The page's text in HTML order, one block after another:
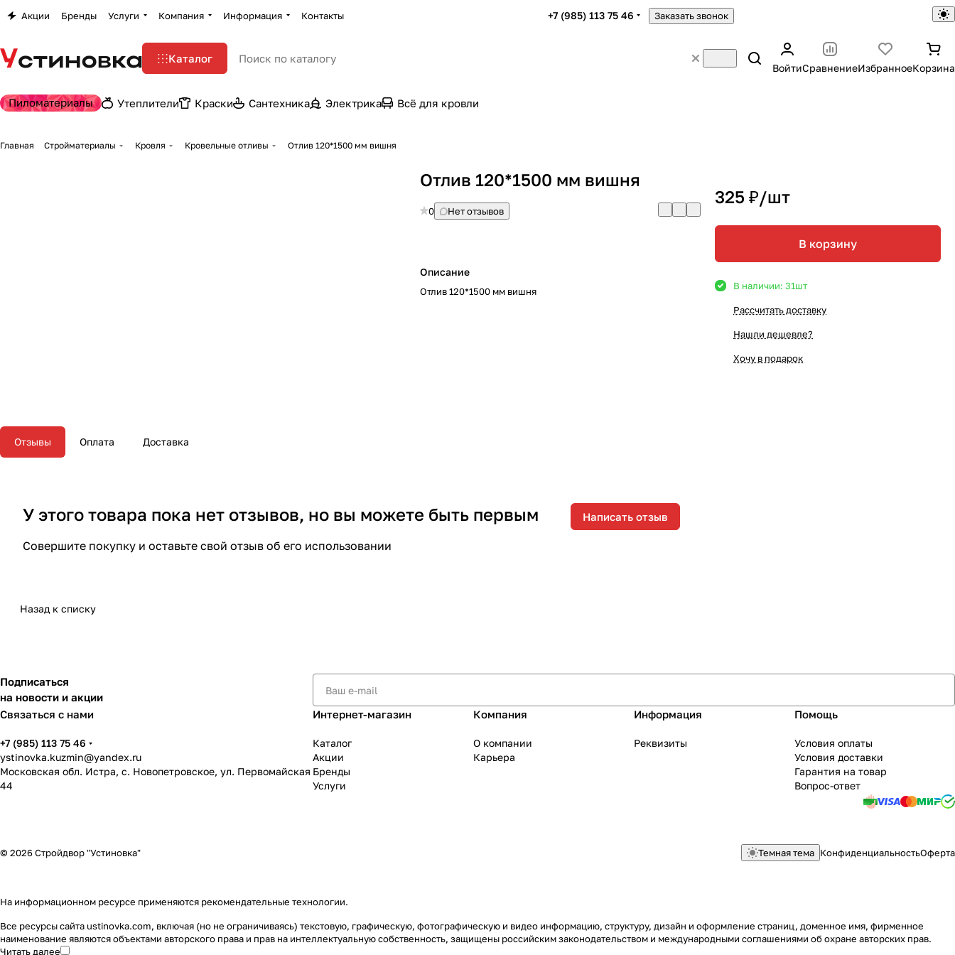
Акции Бренды Услуги Компания Информация Контакты +7 (985) 113 75 46 Заказать звонок
Каталог
ВойтиСравнениеИзбранноеКорзина
Пиломатериалы Утеплители Краски Сантехника Электрика Всё для кровли
Главная Стройматериалы Кровля Кровельные отливы Отлив 120*1500 мм вишня
Отлив 120*1500 мм вишня
0 Нет отзывов
Описание
Отлив 120*1500 мм вишня
325 ₽/шт
В корзину
В наличии: 31шт
Рассчитать доставку
Нашли дешевле?
Хочу в подарок
Отзывы Оплата Доставка
У этого товара пока нет отзывов, но вы можете быть первым
Совершите покупку и оставьте свой отзыв об его использовании
Написать отзыв
Назад к списку
Подписаться
на новости и акции
Связаться с нами
+7 (985) 113 75 46
ystinovka.kuzmin@yandex.ru
Московская обл. Истра, с. Новопетровское, ул. Первомайская
44
Интернет-магазин
Каталог
Акции
Бренды
Услуги
Компания
О компании
Карьера
Информация
Реквизиты
Помощь
Условия оплаты
Условия доставки
Гарантия на товар
Вопрос-ответ
© 2026 Стройдвор "Устиновка" Темная тема КонфиденциальностьОферта
На информационном ресурсе применяются рекомендательные технологии.
Все ресурсы сайта ustinovka.com, включая (но не ограничиваясь) текстовую, графическую, фотографическую и видео информацию, структуру, дизайн и оформление страниц, доменное имя, фирменное
наименование являются объектами авторского права и прав на интеллектуальную собственность, защищены российским законодательством и международными соглашениями об охране авторских прав.
Читать далее